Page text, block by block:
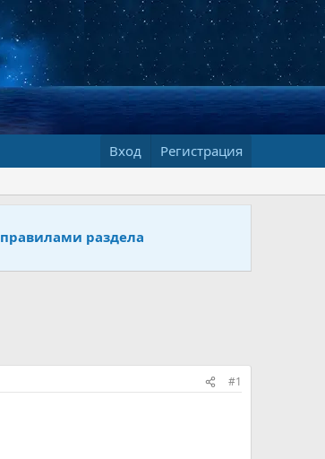
Вход Регистрация
правилами раздела
#1